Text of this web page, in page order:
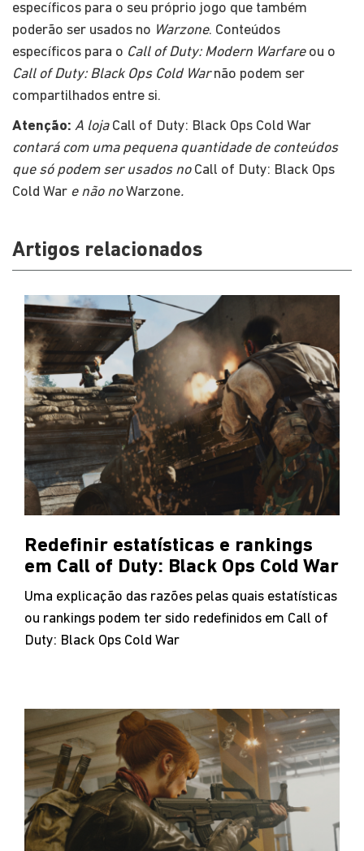
específicos para o seu próprio jogo que também
poderão ser usados no Warzone. Conteúdos
específicos para o Call of Duty: Modern Warfareou o
Call of Duty: Black Ops Cold Warnão podem ser
compartilhados entre si.
Atenção: A loja Call of Duty: Black Ops Cold War
contará com uma pequena quantidade de conteúdos
que só podem ser usados no Call of Duty: Black Ops
Cold War e não noWarzone.
Artigos relacionados
Redefinir estatísticas e rankings
em Call of Duty: Black Ops Cold War
Uma explicação das razões pelas quais estatísticas
ou rankings podem ter sido redefinidos em Call of
Duty: Black Ops Cold War